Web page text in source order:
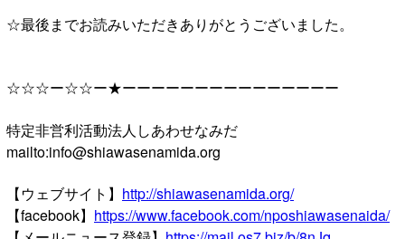
☆最後までお読みいただきありがとうございました。
☆☆☆ー☆☆ー★ーーーーーーーーーーーーーーー
特定非営利活動法人しあわせなみだ
mailto:info@shiawasenamida.org
【ウェブサイト】 http://shiawasenamida.org/
【facebook】 https://www.facebook.com/nposhiawasenaida/